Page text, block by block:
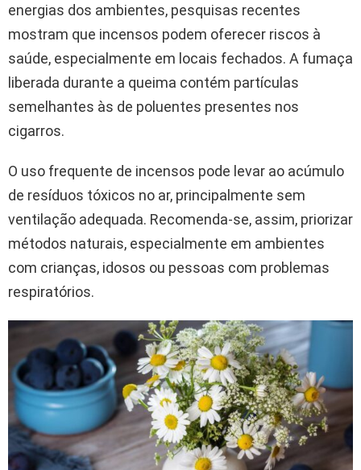
energias dos ambientes, pesquisas recentes
mostram que incensos podem oferecer riscos à
saúde, especialmente em locais fechados. A fumaça
liberada durante a queima contém partículas
semelhantes às de poluentes presentes nos
cigarros.
O uso frequente de incensos pode levar ao acúmulo
de resíduos tóxicos no ar, principalmente sem
ventilação adequada. Recomenda-se, assim, priorizar
métodos naturais, especialmente em ambientes
com crianças, idosos ou pessoas com problemas
respiratórios.